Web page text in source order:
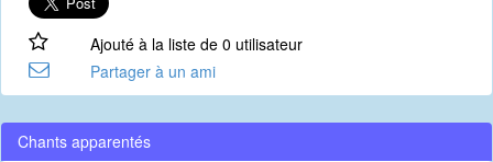
Ajouté à la liste de 0 utilisateur
Partager à un ami
Chants apparentés